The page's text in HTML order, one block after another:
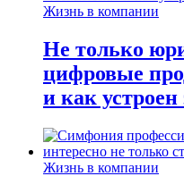
Жизнь в компании
Не только
цифровые
и как устроен
Жизнь в компании